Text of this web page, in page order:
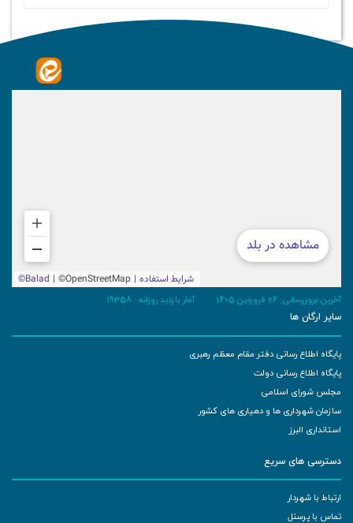
آخرین بروزرسانی: 26 فروردین 1405 آمار بازدید روزانه : 19358
سایر ارگان ها
پایگاه اطلاع رسانی دفتر مقام معظم رهبری
پایگاه اطلاع رسانی دولت
مجلس شورای اسلامی
سازمان شهرداری ها و دهیاری های کشور
استانداری البرز
دسترسی های سریع
ارتباط با شهردار
تماس با پرسنل